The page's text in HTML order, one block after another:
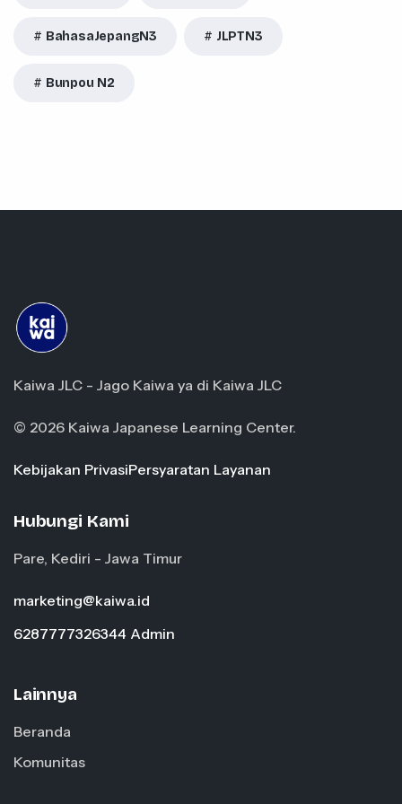
BahasaJepangN3 JLPTN3
Bunpou N2
Kaiwa JLC - Jago Kaiwa ya di Kaiwa JLC
© 2026 Kaiwa Japanese Learning Center.
Kebijakan PrivasiPersyaratan Layanan
Hubungi Kami
Pare, Kediri - Jawa Timur
marketing@kaiwa.id
6287777326344 Admin
Lainnya
Beranda
Komunitas